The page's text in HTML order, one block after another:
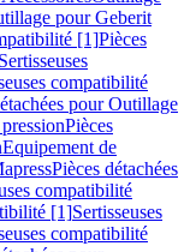
pour Geberit
[1]Pièces
Sertisseuses
compatibilité
pour Outillage
Pièces
Equipement de
Pièces détachées
compatibilité
[1]Sertisseuses
compatibilité